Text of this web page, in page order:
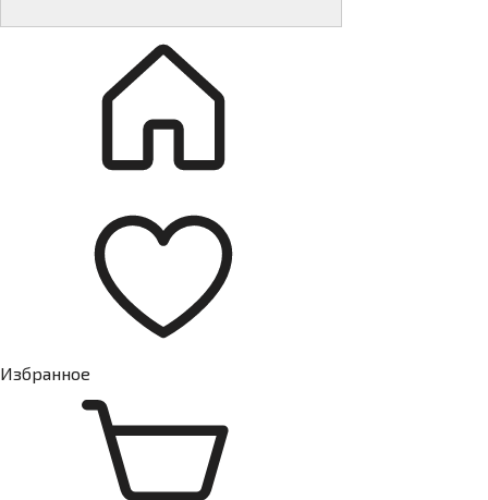
Избранное